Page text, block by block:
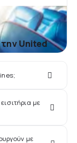
την United
με
με